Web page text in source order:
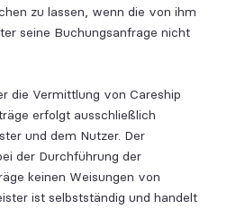
zu lassen, wenn die von ihm
seine Buchungsanfrage nicht
die Vermittlung von Careship
erfolgt ausschließlich
und dem Nutzer. Der
der Durchführung der
keinen Weisungen von
ist selbstständig und handelt